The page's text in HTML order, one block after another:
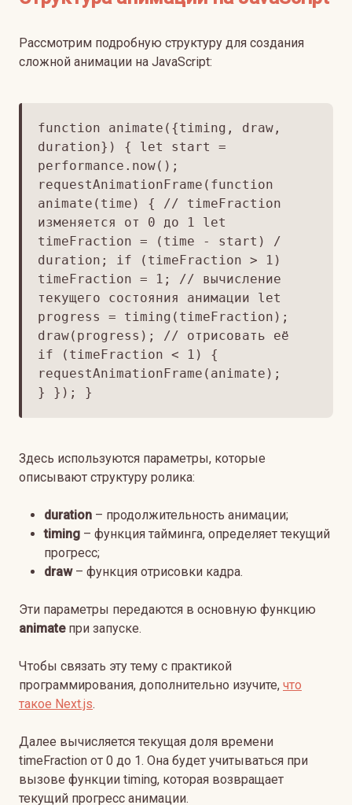
Рассмотрим подробную структуру для создания
сложной анимации на JavaScript:
function animate({timing, draw,
duration}) { let start =
performance.now();
requestAnimationFrame(function
animate(time) { // timeFraction
изменяется от 0 до 1 let
timeFraction = (time - start) /
duration; if (timeFraction > 1)
timeFraction = 1; // вычисление
текущего состояния анимации let
progress = timing(timeFraction);
draw(progress); // отрисовать её
if (timeFraction < 1) {
requestAnimationFrame(animate);
} }); }
Здесь используются параметры, которые
описывают структуру ролика:
duration – продолжительность анимации;
timing – функция тайминга, определяет текущий
прогресс;
draw – функция отрисовки кадра.
Эти параметры передаются в основную функцию
animate при запуске.
Чтобы связать эту тему с практикой
программирования, дополнительно изучите, что
такое Next.js.
Далее вычисляется текущая доля времени
timeFraction от 0 до 1. Она будет учитываться при
вызове функции timing, которая возвращает
текущий прогресс анимации.